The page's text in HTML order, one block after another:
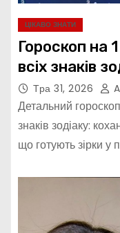
ЦІКАВО ЗНАТИ
Гороскоп на
всіх знаків
Тра 31, 2026
Детальний
знаків зодіаку:
що готують зірки у